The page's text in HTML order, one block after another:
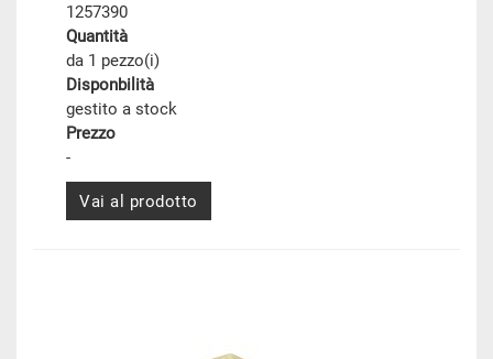
1257390
Quantità
da 1 pezzo(i)
Disponbilità
gestito a stock
Prezzo
-
Vai al prodotto